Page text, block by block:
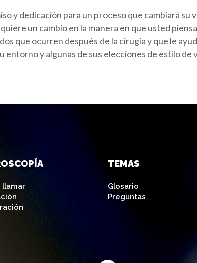
y dedicación para un proceso que cambiará su
un cambio en la manera en que usted
que ocurren después de la cirugía y que le
entorno y algunas de sus elecciones de estilo de
llamar
TEMAS
Glosario
Preguntas